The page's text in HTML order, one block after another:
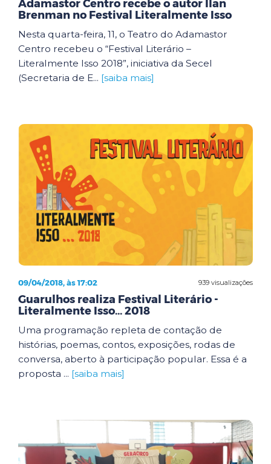
Adamastor Centro recebe o autor Ilan
Brenman no Festival Literalmente Isso
Nesta quarta-feira, 11, o Teatro do Adamastor
Centro recebeu o “Festival Literário –
Literalmente Isso 2018”, iniciativa da Secel
(Secretaria de E... [saiba mais]
939 visualizações
09/04/2018, às 17:02
Guarulhos realiza Festival Literário -
Literalmente Isso... 2018
Uma programação repleta de contação de
histórias, poemas, contos, exposições, rodas de
conversa, aberto à participação popular. Essa é a
proposta ... [saiba mais]